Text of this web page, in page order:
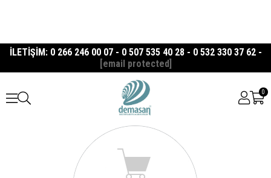
İLETİŞİM: 0 266 246 00 07 - 0 507 535 40 28 - 0 532 330 37 62 -
[email protected]
0